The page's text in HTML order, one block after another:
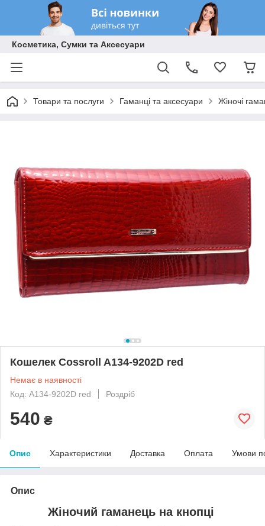
Косметика, Сумки та Аксесуари
Товари та послуги Гаманці та аксесуари Жіночі
Кошелек Cossroll A134-9202D red
Немає в наявності
Код: A134-9202D red
Роздріб
540 ₴
Опис Характеристики Доставка Оплата Умови
Опис
Жіночий гаманець на кнопці